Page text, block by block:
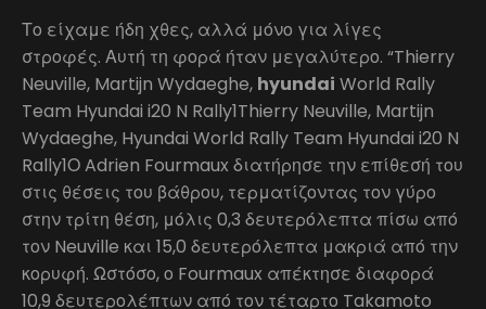
Το είχαμε ήδη χθες, αλλά μόνο για λίγες
στροφές. Αυτή τη φορά ήταν μεγαλύτερο. “Thierry
Neuville, Martijn Wydaeghe, hyundai World Rally
Team Hyundai i20 N Rally1Thierry Neuville, Martijn
Wydaeghe, Hyundai World Rally Team Hyundai i20 N
Rally1Ο Adrien Fourmaux διατήρησε την επίθεσή του
στις θέσεις του βάθρου, τερματίζοντας τον γύρο
στην τρίτη θέση, μόλις 0,3 δευτερόλεπτα πίσω από
τον Neuville και 15,0 δευτερόλεπτα μακριά από την
κορυφή. Ωστόσο, ο Fourmaux απέκτησε διαφορά
10,9 δευτερολέπτων από τον τέταρτο Takamoto